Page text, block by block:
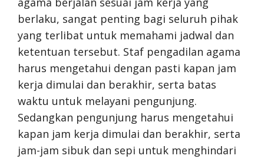
berlaku, sangat penting bagi seluruh pihak
yang terlibat untuk memahami jadwal dan
ketentuan tersebut. Staf pengadilan agama
harus mengetahui dengan pasti kapan jam
kerja dimulai dan berakhir, serta batas
waktu untuk melayani pengunjung.
Sedangkan pengunjung harus mengetahui
kapan jam kerja dimulai dan berakhir, serta
jam-jam sibuk dan sepi untuk menghindari